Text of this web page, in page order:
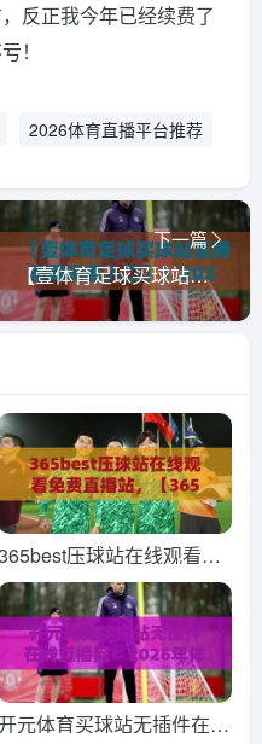
反正我今年已经续费了
！
2026体育直播平台推荐
下一篇
【壹体育足球买球站直播官网观看入口】！2026年最新观赛指南与避坑技巧
压球站在线观看免
直播站，【365best压球
】2026年全新观赛体验
避坑指南
元体育买球站无插件在线